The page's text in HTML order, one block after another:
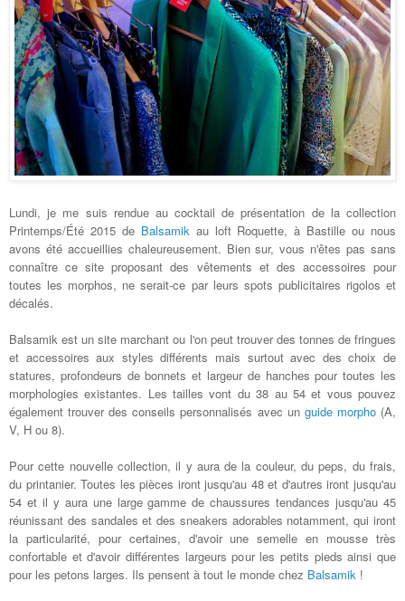
Lundi, je me suis rendue au cocktail de présentation de la collection
Printemps/Été 2015 de Balsamikau loft Roquette, à Bastille ou nous
avons été accueillies chaleureusement. Bien sur, vous n'êtes pas sans
connaître ce site proposant des vêtements et des accessoires pour
toutes les morphos, ne serait-ce par leurs spots publicitaires rigolos et
décalés.
Balsamik est un site marchant ou l'on peut trouver des tonnes de fringues
et accessoires aux styles différents mais surtout avec des choix de
statures, profondeurs de bonnets et largeur de hanches pour toutes les
morphologies existantes. Les tailles vont du 38 au 54 et vous pouvez
également trouver des conseils personnalisés avec unguide morpho(A,
V, H ou 8).
Pour cette nouvelle collection, il y aura de la couleur, du peps, du frais,
du printanier. Toutes les pièces iront jusqu'au 48 et d'autres iront jusqu'au
54 et il y aura une large gamme de chaussures tendances jusqu'au 45
réunissant des sandales et des sneakers adorables notamment,qui iront
la particularité, pour certaines, d'avoir une semelle en mousse très
confortable et d'avoir différentes largeurs pour les petits pieds ainsi que
pour les petons larges. Ils pensent à tout le monde chez Balsamik !